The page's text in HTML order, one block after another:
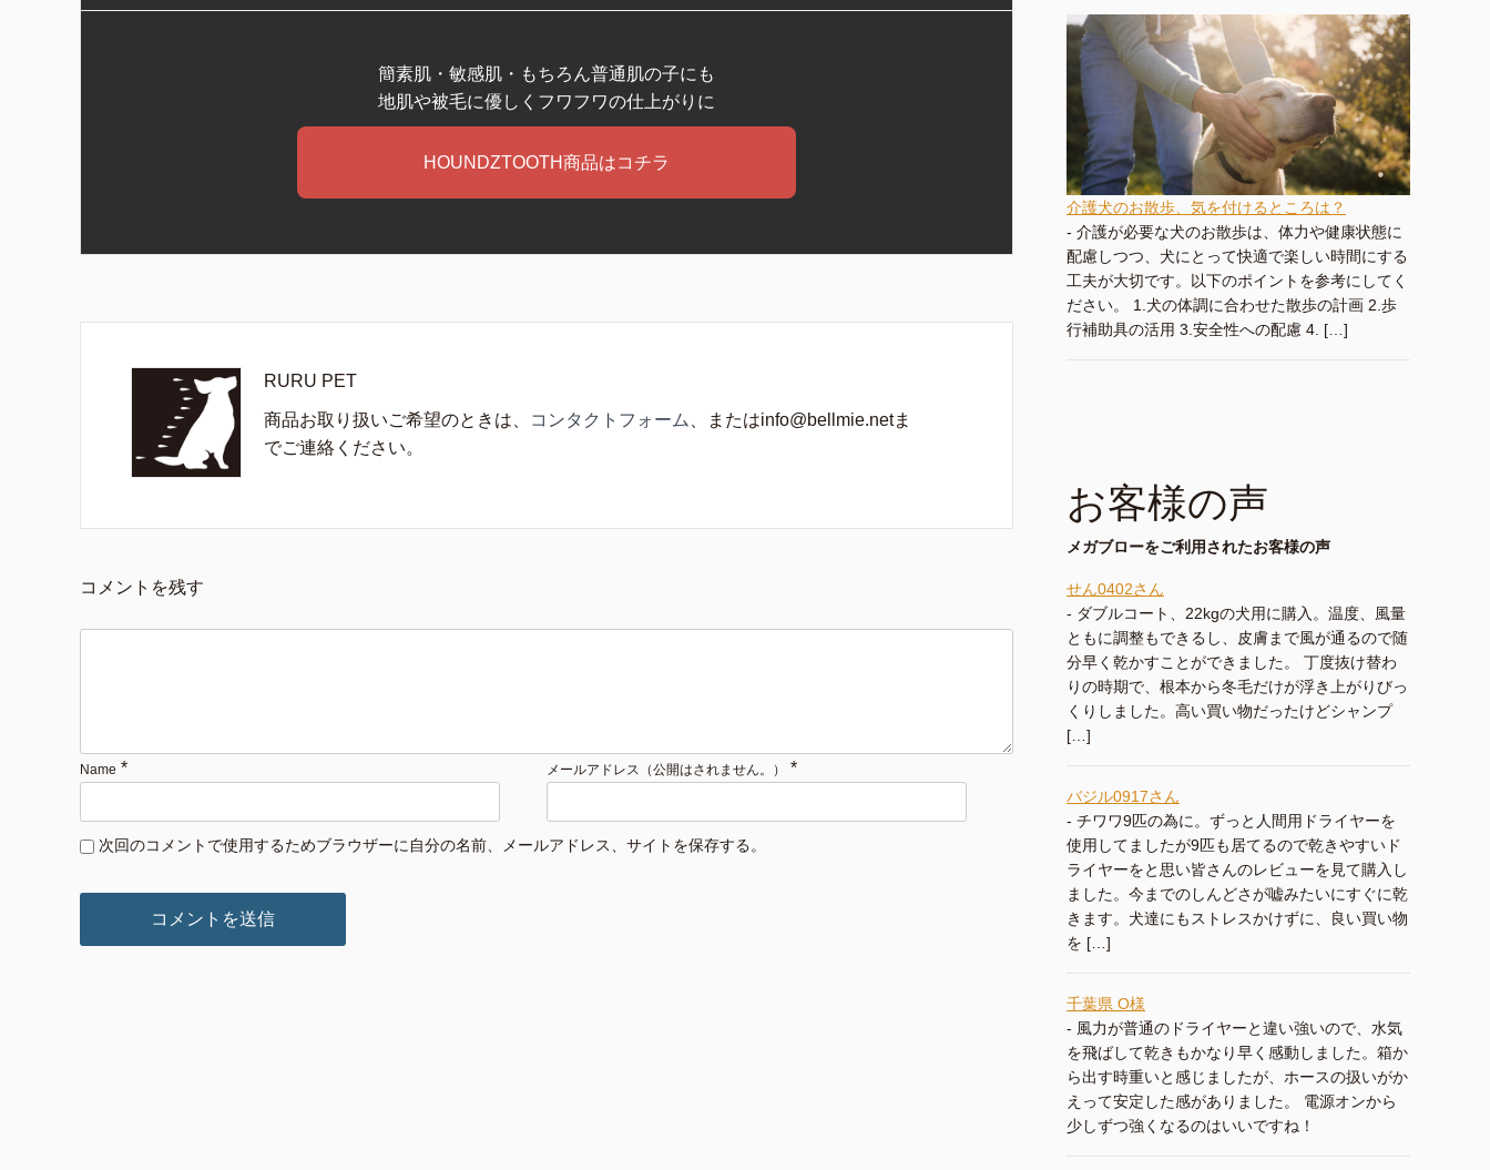
簡素肌・敏感肌・もちろん普通肌の子にも
地肌や被毛に優しくフワフワの仕上がりに
HOUNDZTOOTH商品はコチラ
RURU PET
商品お取り扱いご希望のときは、 コンタクトフォーム
、またはinfo@bellmie.netま
でご連絡ください。
コメントを残す
Name * メールアドレス（公開はされません。） *
次回のコメントで使用するためブラウザーに自分の名前、メールアドレス、サイトを保存する。
介護犬のお散歩、気を付けるところは？
- 介護が必要な犬のお散歩は、体力や健康状態に
配慮しつつ、犬にとって快適で楽しい時間にする
工夫が大切です。以下のポイントを参考にしてく
ださい。 1.犬の体調に合わせた散歩の計画 2.歩
行補助具の活用 3.安全性への配慮 4. […]
お客様の声
メガブローをご利用されたお客様の声
せん0402さん
- ダブルコート、22kgの犬用に購入。温度、風量
ともに調整もできるし、皮膚まで風が通るので随
分早く乾かすことができました。 丁度抜け替わ
りの時期で、根本から冬毛だけが浮き上がりびっ
くりしました。高い買い物だったけどシャンプ
[…]
バジル0917さん
- チワワ9匹の為に。ずっと人間用ドライヤーを
使用してましたが9匹も居てるので乾きやすいド
ライヤーをと思い皆さんのレビューを見て購入し
ました。今までのしんどさが嘘みたいにすぐに乾
きます。犬達にもストレスかけずに、良い買い物
を […]
千葉県 O様
- 風力が普通のドライヤーと違い強いので、水気
を飛ばして乾きもかなり早く感動しました。箱か
ら出す時重いと感じましたが、ホースの扱いがか
えって安定した感がありました。 電源オンから
少しずつ強くなるのはいいですね！